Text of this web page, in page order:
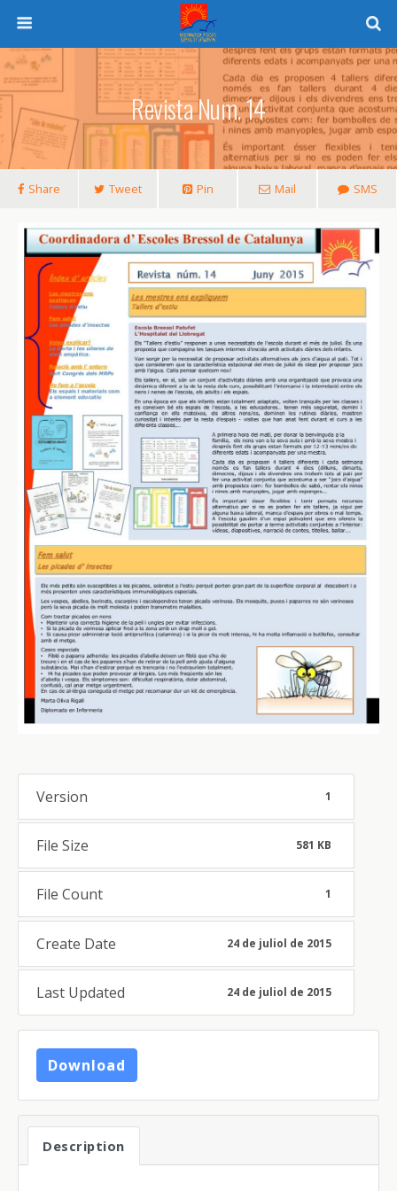
Revista Num. 14
Share Tweet Pin Mail SMS
Version 1
File Size 581 KB
File Count 1
Create Date 24 de juliol de 2015
Last Updated 24 de juliol de 2015
Download
Description